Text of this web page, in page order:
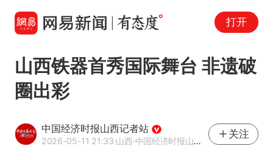
打开
山西铁器首秀国际舞台 非遗破
圈出彩
中国经济时报山西记者站
2026-05-11 21:33·山西·中国经济时报山西记者站官方账号
关注